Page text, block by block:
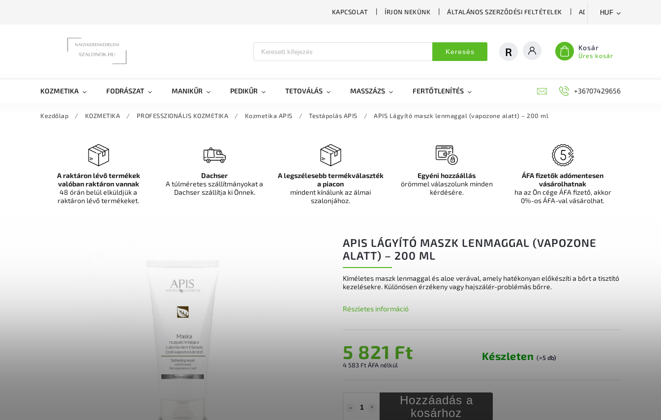
KAPCSOLAT ÍRJON NEKÜNK ÁLTALÁNOS SZERZŐDÉSI FELTÉTELEK ADATVÉDELMI
HUF
Keresés Kosár
Üres kosár
KOZMETIKA FODRÁSZAT MANIKŰR PEDIKŰR TETOVÁLÁS MASSZÁZS FERTŐTLENÍTÉS DEKORÁCIÓS FALPANEL, MŰNÖVÉNY FAL
+36707429656
Kezdőlap / KOZMETIKA / PROFESSZIONÁLIS KOZMETIKA / Kozmetika APIS / Testápolás APIS / APIS Lágyító maszk lenmaggal (vapozone alatt) – 200 ml
APIS LÁGYÍTÓ MASZK LENMAGGAL (VAPOZONE
ALATT) – 200 ML
5 821 Ft
4 583 Ft ÁFA nélkül
Készleten (>5 db)
Hozzáadás a
kosárhoz
Kíméletes maszk lenmaggal és aloe verával, amely hatékonyan előkészíti a bőrt a tisztító
kezelésekre. Különösen érzékeny vagy hajszálér-problémás bőrre.
Részletes információ
A raktáron lévő termékek
valóban raktáron vannak
48 órán belül elküldjük a
raktáron lévő termékeket.
Dachser
A túlméretes szállítmányokat a
Dachser szállítja ki Önnek.
A legszélesebb termékválaszték
a piacon
mindent kínálunk az álmai
szalonjához.
Egyéni hozzáállás
örömmel válaszolunk minden
kérdésére.
ÁFA fizetők adómentesen
vásárolhatnak
ha az Ön cége ÁFA fizető, akkor
0%-os ÁFA-val vásárolhat.